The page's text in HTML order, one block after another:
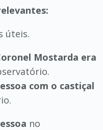
úteis.
Mostarda era
com o castiçal
no